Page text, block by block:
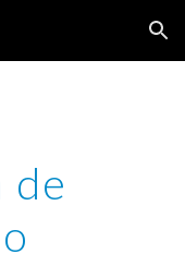
Skip to navigation
de